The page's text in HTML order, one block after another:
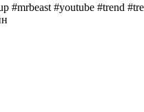
#youtube #trend